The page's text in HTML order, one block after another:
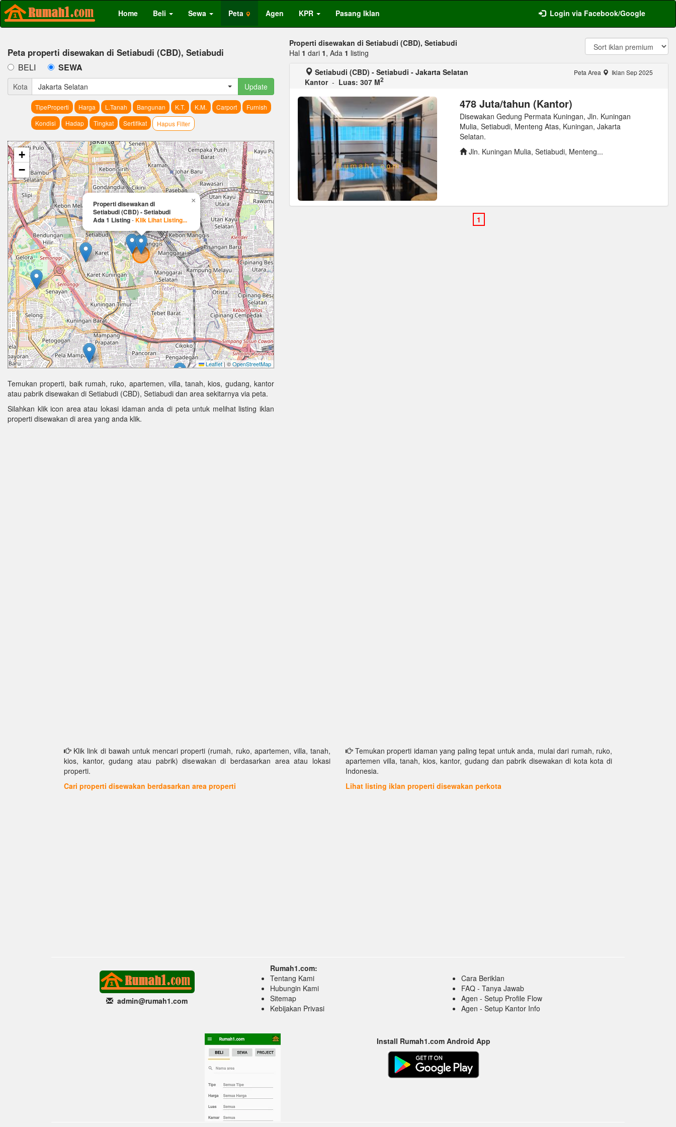
Home Beli Sewa Peta Agen KPR Pasang Iklan Login via Facebook/Google
Peta properti disewakan di Setiabudi (CBD), Setiabudi
BELI SEWA
Kota Jakarta Selatan Update
TipeProperti Harga L.Tanah Bangunan K.T. K.M. Carport
Furnish
Kondisi
Hadap Tingkat Sertifikat Hapus Filter
Properti disewakan di
Setiabudi (CBD) - Setiabudi
Ada 1 Listing-Klik Lihat Listing...
×
+
−
Leaflet |©OpenStreetMap
Temukan properti, baik rumah, ruko, apartemen, villa, tanah, kios, gudang, kantor
atau pabrik disewakan di Setiabudi (CBD), Setiabudi dan area sekitarnya via peta.
Silahkan klik icon area atau lokasi idaman anda di peta untuk melihat listing iklan
properti disewakan di area yang anda klik.
Properti disewakan di Setiabudi (CBD), Setiabudi
Hal 1 dari 1, Ada 1 listing
Setiabudi (CBD) - Setiabudi - Jakarta Selatan
Kantor- Luas: 307 M2
Peta Area Iklan Sep 2025
478 Juta/tahun (Kantor)
Disewakan Gedung Permata Kuningan, Jln. Kuningan
Mulia, Setiabudi, Menteng Atas, Kuningan, Jakarta
Selatan.
Jln. Kuningan Mulia, Setiabudi, Menteng...
Klik link di bawah untuk mencari properti (rumah, ruko, apartemen, villa, tanah,
kios, kantor, gudang atau pabrik) disewakan di berdasarkan area atau lokasi
properti.
Cari properti disewakan berdasarkan area properti
Temukan properti idaman yang paling tepat untuk anda, mulai dari rumah, ruko,
apartemen villa, tanah, kios, kantor, gudang dan pabrik disewakan di kota kota di
Indonesia.
Lihat listing iklan properti disewakan perkota
admin@rumah1.com
Rumah1.com:
Tentang Kami
Hubungin Kami
Sitemap
Kebijakan Privasi
Cara Beriklan
FAQ - Tanya Jawab
Agen - Setup Profile Flow
Agen - Setup Kantor Info
Install Rumah1.com Android App